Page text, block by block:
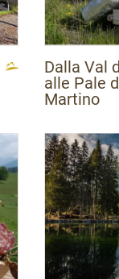
Azienda
Vallagarina
Dalla Val
alle Pale
Martino